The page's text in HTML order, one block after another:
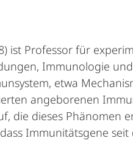
ist Professor für
Immunologie
etwa
angeborenen
die dieses Phänomen
Immunitätsgene